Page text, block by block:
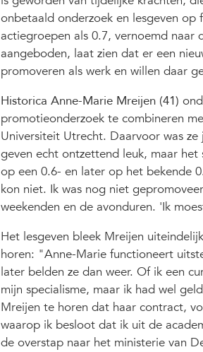
onbetaald onderzoek en lesgeven
actiegroepen als 0.7, vernoemd
aangeboden, laat zien dat er een
promoveren als werk en willen daar
Historica Anne-Marie Mreijen (41)
promotieonderzoek te combineren
Universiteit Utrecht. Daarvoor was
geven echt ontzettend leuk, maar
op een 0.6- en later op het bekende
kon niet. Ik was nog niet
weekenden en de avonduren. 'Ik
Het lesgeven bleek Mreijen
horen: "Anne-Marie functioneert
later belden ze dan weer. Of ik een
mijn specialisme, maar ik had wel
Mreijen te horen dat haar contract,
waarop ik besloot dat ik uit de
de overstap naar het ministerie van